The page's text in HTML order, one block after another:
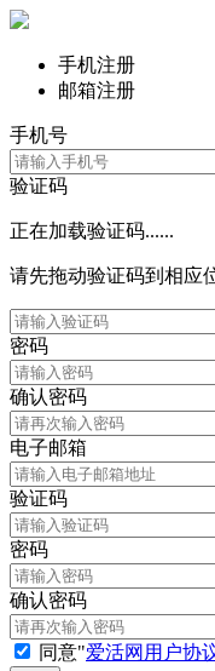
手机注册
邮箱注册
手机号
验证码
正在加载验证码......
请先拖动验证码到相应
密码
确认密码
电子邮箱
验证码
密码
确认密码
同意"爱活网用户协